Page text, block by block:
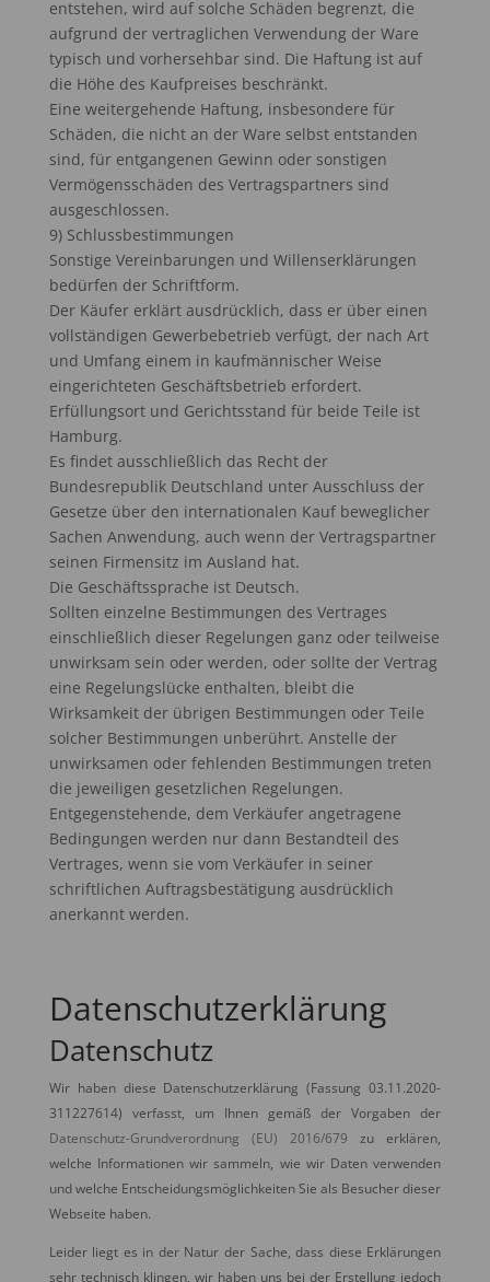
entstehen, wird auf solche Schäden begrenzt, die
aufgrund der vertraglichen Verwendung der Ware
typisch und vorhersehbar sind. Die Haftung ist auf
die Höhe des Kaufpreises beschränkt.
Eine weitergehende Haftung, insbesondere für
Schäden, die nicht an der Ware selbst entstanden
sind, für entgangenen Gewinn oder sonstigen
Vermögensschäden des Vertragspartners sind
ausgeschlossen.
9) Schlussbestimmungen
Sonstige Vereinbarungen und Willenserklärungen
bedürfen der Schriftform.
Der Käufer erklärt ausdrücklich, dass er über einen
vollständigen Gewerbebetrieb verfügt, der nach Art
und Umfang einem in kaufmännischer Weise
eingerichteten Geschäftsbetrieb erfordert.
Erfüllungsort und Gerichtsstand für beide Teile ist
Hamburg.
Es findet ausschließlich das Recht der
Bundesrepublik Deutschland unter Ausschluss der
Gesetze über den internationalen Kauf beweglicher
Sachen Anwendung, auch wenn der Vertragspartner
seinen Firmensitz im Ausland hat.
Die Geschäftssprache ist Deutsch.
Sollten einzelne Bestimmungen des Vertrages
einschließlich dieser Regelungen ganz oder teilweise
unwirksam sein oder werden, oder sollte der Vertrag
eine Regelungslücke enthalten, bleibt die
Wirksamkeit der übrigen Bestimmungen oder Teile
solcher Bestimmungen unberührt. Anstelle der
unwirksamen oder fehlenden Bestimmungen treten
die jeweiligen gesetzlichen Regelungen.
Entgegenstehende, dem Verkäufer angetragene
Bedingungen werden nur dann Bestandteil des
Vertrages, wenn sie vom Verkäufer in seiner
schriftlichen Auftragsbestätigung ausdrücklich
anerkannt werden.
Datenschutzerklärung
Datenschutz
Wir haben diese Datenschutzerklärung (Fassung 03.11.2020-
311227614) verfasst, um Ihnen gemäß der Vorgaben der
Datenschutz-Grundverordnung (EU) 2016/679 zu erklären,
welche Informationen wir sammeln, wie wir Daten verwenden
und welche Entscheidungsmöglichkeiten Sie als Besucher dieser
Webseite haben.
Leider liegt es in der Natur der Sache, dass diese Erklärungen
sehr technisch klingen, wir haben uns bei der Erstellung jedoch